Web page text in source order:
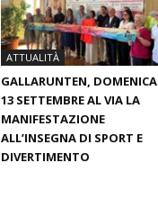
ATTUALITÀ
GALLARUNTEN, DOMENICA
13 SETTEMBRE AL VIA LA
MANIFESTAZIONE
ALL’INSEGNA DI SPORT E
DIVERTIMENTO